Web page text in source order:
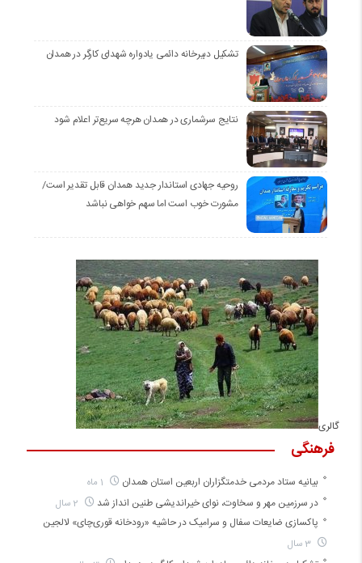
تشکیل دبیرخانه دائمی یادواره شهدای کارگر در همدان
نتایج سرشماری در همدان هرچه سریع‌تر اعلام شود
روحیه جهادی استاندار جدید همدان قابل تقدیر است/
مشورت خوب است اما سهم خواهی نباشد
گالری
فرهنگی
بیانیه ستاد مردمی خدمتگزاران اربعین استان همدان
در سرزمین مهر و سخاوت، نوای خیراندیشی طنین انداز شد
پاکسازی ضایعات سفال و سرامیک در حاشیه «رودخانه قوری‌چای» لالجین
3 سال